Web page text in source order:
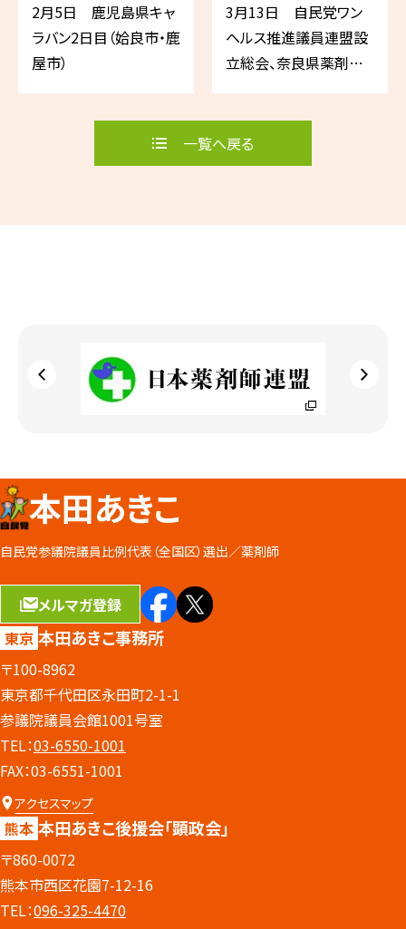
2月5日 鹿児島県キャ
ラバン2日目（姶良市・鹿
屋市）
3月13日 自民党ワン
ヘルス推進議員連盟設
立総会、奈良県薬剤師
連盟 囲む会
一覧へ戻る
本田あきこ
自民党参議院議員比例代表（全国区）選出／薬剤師
メルマガ登録
東京 本田あきこ事務所
〒100-8962
東京都千代田区永田町2-1-1
参議院議員会館1001号室
TEL：03-6550-1001
FAX：03-6551-1001
アクセスマップ
熊本 本田あきこ後援会「顕政会」
〒860-0072
熊本市西区花園7-12-16
TEL：096-325-4470